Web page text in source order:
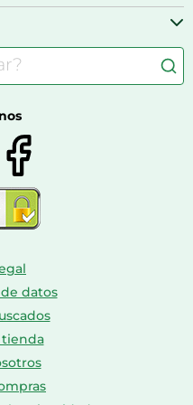
datos
tienda